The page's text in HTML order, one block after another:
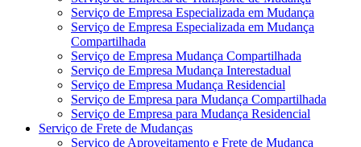
Serviço de Empresa Especializada em Mudança
Serviço de Empresa Especializada em Mudança
Compartilhada
Serviço de Empresa Mudança Compartilhada
Serviço de Empresa Mudança Interestadual
Serviço de Empresa Mudança Residencial
Serviço de Empresa para Mudança Compartilhada
Serviço de Empresa para Mudança Residencial
Serviço de Frete de Mudanças
Serviço de Aproveitamento e Frete de Mudança